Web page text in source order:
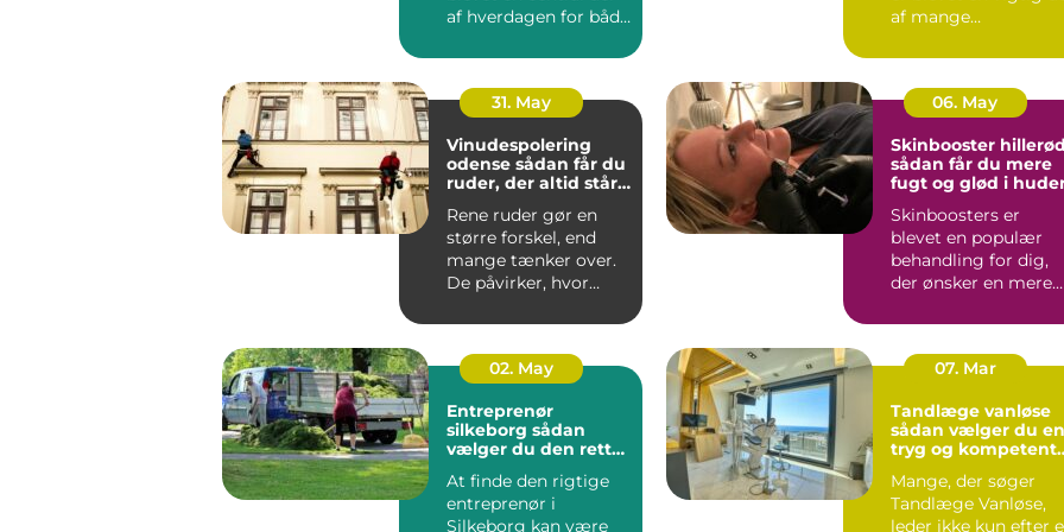
af hverdagen for både
andre be...
af mange
hverdag. Både ind...
31. May
Vinudespolering
odense sådan får du
ruder, der altid står
Rene ruder gør en
større forskel, end
mange tænker over.
De påvirker, hvor
hvo...
06. May
Skinbooster hillerød
sådan får du mere
fugt og glød i
Skinboosters er
blevet en populær
behandling for dig,
der ønsker en mere
spændst...
02. May
Entreprenør
silkeborg sådan
vælger du den rette
At finde den rigtige
entreprenør i
Silkeborg kan være
07. Mar
Tandlæge vanløse
sådan vælger du en
tryg og kompetent
Mange, der søger
Tandlæge Vanløse,
leder ikke kun efter